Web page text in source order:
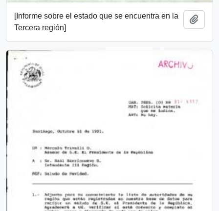
[Informe sobre el estado que se encuentra en la
Tercera región]